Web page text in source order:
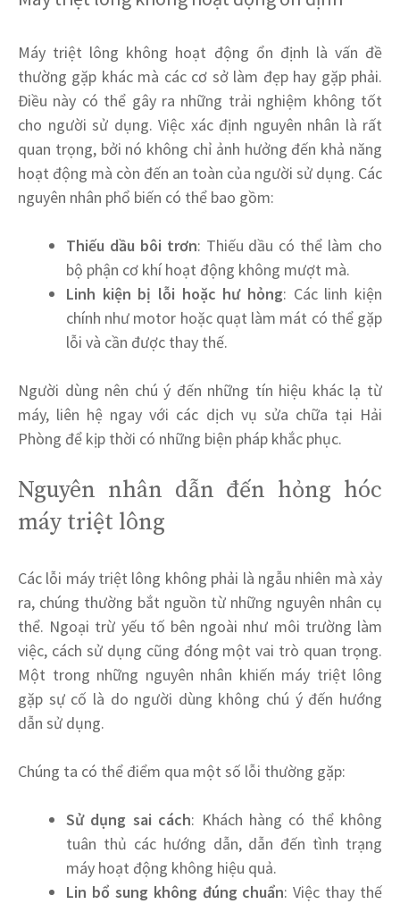
Máy triệt lông không hoạt động ổn định là vấn đề
thường gặp khác mà các cơ sở làm đẹp hay gặp phải.
Điều này có thể gây ra những trải nghiệm không tốt
cho người sử dụng. Việc xác định nguyên nhân là rất
quan trọng, bởi nó không chỉ ảnh hưởng đến khả năng
hoạt động mà còn đến an toàn của người sử dụng. Các
nguyên nhân phổ biến có thể bao gồm:
Thiếu dầu bôi trơn: Thiếu dầu có thể làm cho
bộ phận cơ khí hoạt động không mượt mà.
Linh kiện bị lỗi hoặc hư hỏng: Các linh kiện
chính như motor hoặc quạt làm mát có thể gặp
lỗi và cần được thay thế.
Người dùng nên chú ý đến những tín hiệu khác lạ từ
máy, liên hệ ngay với các dịch vụ sửa chữa tại Hải
Phòng để kịp thời có những biện pháp khắc phục.
Nguyên nhân dẫn đến hỏng hóc
máy triệt lông
Các lỗi máy triệt lông không phải là ngẫu nhiên mà xảy
ra, chúng thường bắt nguồn từ những nguyên nhân cụ
thể. Ngoại trừ yếu tố bên ngoài như môi trường làm
việc, cách sử dụng cũng đóng một vai trò quan trọng.
Một trong những nguyên nhân khiến máy triệt lông
gặp sự cố là do người dùng không chú ý đến hướng
dẫn sử dụng.
Chúng ta có thể điểm qua một số lỗi thường gặp:
Sử dụng sai cách: Khách hàng có thể không
tuân thủ các hướng dẫn, dẫn đến tình trạng
máy hoạt động không hiệu quả.
Lin bổ sung không đúng chuẩn: Việc thay thế